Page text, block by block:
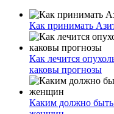
Как принимать
Как лечится
каковы прогнозы
Каким должно быть